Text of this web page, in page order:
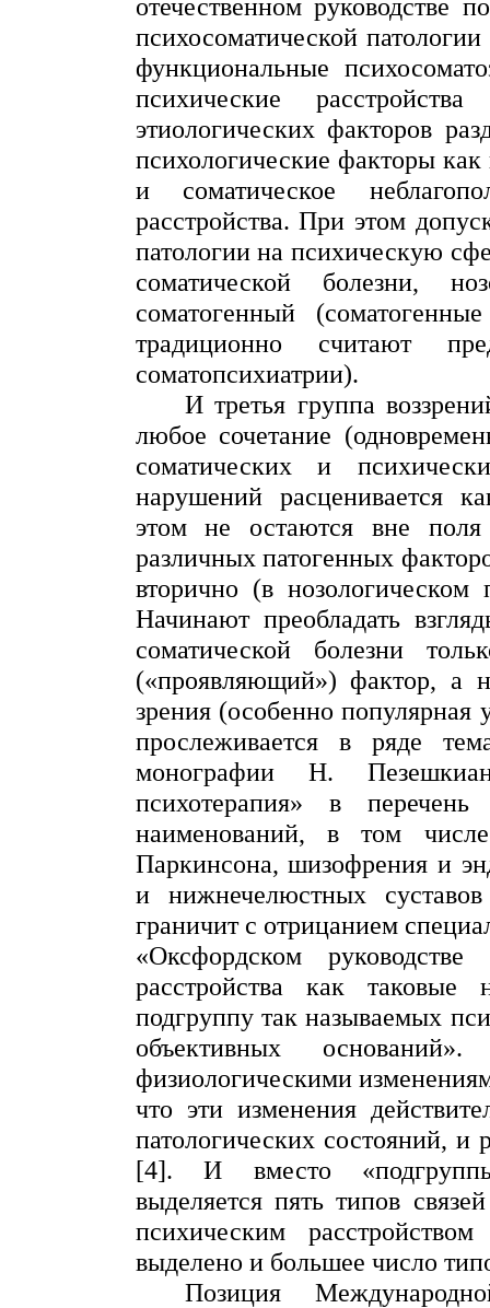
отечественном руководстве
психосоматической
функциональные
психические
этиологических факторов
психологические факторы
и соматическое
расстройства. При этом
патологии на психическую
соматической болезни,
соматогенный
традиционно считают
соматопсихиатрии).
И третья группа
любое сочетание
соматических и
нарушений расценивается
этом не остаются вне поля
различных патогенных
вторично (в
Начинают преобладать
соматической болезни
(«проявляющий») фактор, а
зрения (особенно популярная
прослеживается в ряде
монографии Н.
психотерапия» в
наименований, в том
Паркинсона, шизофрения и
и нижнечелюстных
граничит с отрицанием
«Оксфордском
расстройства как
подгруппу так называемых
объективных
физиологическими
что эти изменения
патологических состояний, и
[4]. И вместо
выделяется пять типов
психическим
выделено и большее число
Позиция